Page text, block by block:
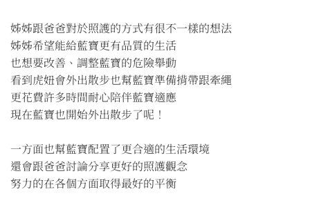
姊姊跟爸爸對於照護的方式有很不一樣的想法
姊姊希望能給藍寶更有品質的生活
也想要改善、調整藍寶的危險舉動
看到虎妞會外出散步也幫藍寶準備揹帶跟牽繩
更花費許多時間耐心陪伴藍寶適應
現在藍寶也開始外出散步了呢！
一方面也幫藍寶配置了更合適的生活環境
還會跟爸爸討論分享更好的照護觀念
努力的在各個方面取得最好的平衡